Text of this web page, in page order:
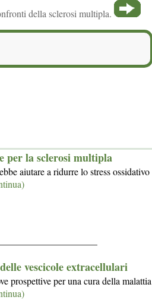
della sclerosi multipla.
per la sclerosi multipla
aiutare a ridurre lo stress ossidativo
vescicole extracellulari
prospettive per una cura della malattia